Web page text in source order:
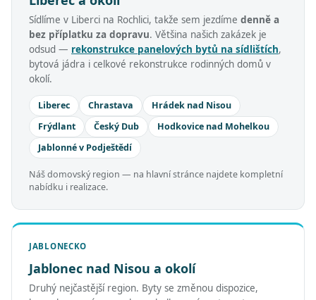
Sídlíme v Liberci na Rochlici, takže sem jezdíme denně a
bez příplatku za dopravu. Většina našich zakázek je
odsud — rekonstrukce panelových bytů na sídlištích,
bytová jádra i celkové rekonstrukce rodinných domů v
okolí.
Liberec Chrastava
Hrádek nad Nisou
Frýdlant
Český Dub
Hodkovice nad Mohelkou
Jablonné v Podještědí
Náš domovský region — na hlavní stránce najdete kompletní
nabídku i realizace.
JABLONECKO
Jablonec nad Nisou a okolí
Druhý nejčastější region. Byty se změnou dispozice,